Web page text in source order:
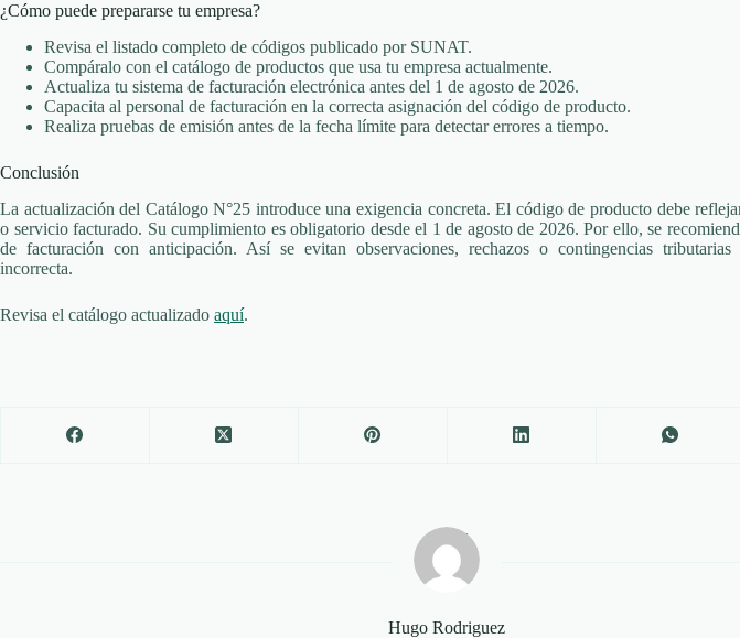
¿Cómo puede prepararse tu empresa?
Revisa el listado completo de códigos publicado por SUNAT.
Compáralo con el catálogo de productos que usa tu empresa actualmente.
Actualiza tu sistema de facturación electrónica antes del 1 de agosto de 2026.
Capacita al personal de facturación en la correcta asignación del código de producto.
Realiza pruebas de emisión antes de la fecha límite para detectar errores a tiempo.
Conclusión
La actualización del Catálogo N°25 introduce una exigencia concreta. El código de producto debe
o servicio facturado. Su cumplimiento es obligatorio desde el 1 de agosto de 2026. Por ello, se
de facturación con anticipación. Así se evitan observaciones, rechazos o contingencias
incorrecta.
Revisa el catálogo actualizado aquí.
Hugo Rodriguez